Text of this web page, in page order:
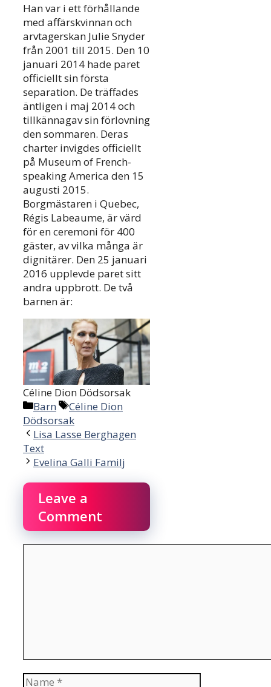
Han var i ett förhållande
med affärskvinnan och
arvtagerskan Julie Snyder
från 2001 till 2015. Den 10
januari 2014 hade paret
officiellt sin första
separation. De träffades
äntligen i maj 2014 och
tillkännagav sin förlovning
den sommaren. Deras
charter invigdes officiellt
på Museum of French-
speaking America den 15
augusti 2015.
Borgmästaren i Quebec,
Régis Labeaume, är värd
för en ceremoni för 400
gäster, av vilka många är
dignitärer. Den 25 januari
2016 upplevde paret sitt
andra uppbrott. De två
barnen är:
Céline Dion Dödsorsak
Categories
Barn Tags
Céline Dion
Dödsorsak
Lisa Lasse Berghagen
Text
Evelina Galli Familj
Leave a
Comment
Name